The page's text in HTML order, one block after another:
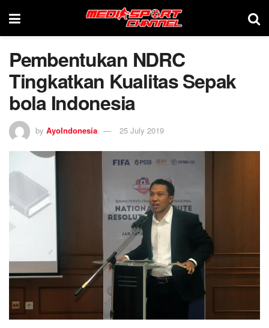
Pembentukan NDRC
Tingkatkan Kualitas Sepak
bola Indonesia
by AyoIndonesia 25 July 2019